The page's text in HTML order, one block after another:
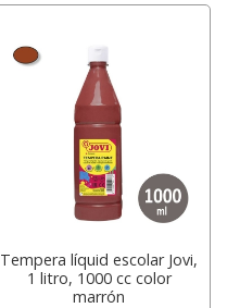
Tempera líquid escolar Jovi,
1 litro, 1000 cc color
marrón